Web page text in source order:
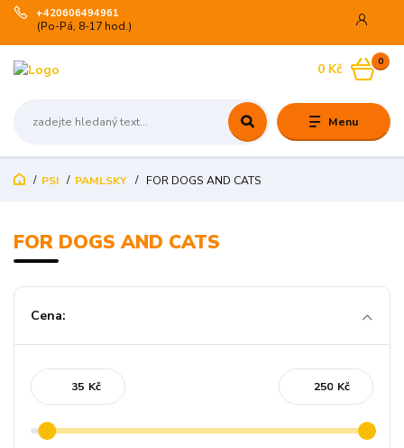
Menu
+420606494961
(Po-Pá, 8-17 hod.)
0
0 Kč
PSI PAMLSKY FOR DOGS AND CATS
FOR DOGS AND CATS
Cena:
Kč Kč